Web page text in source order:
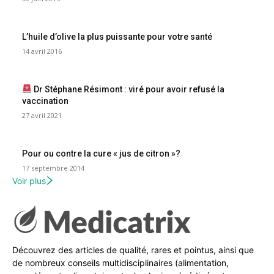
L’huile d’olive la plus puissante pour votre santé
14 avril 2016
Dr Stéphane Résimont : viré pour avoir refusé la
vaccination
27 avril 2021
Pour ou contre la cure « jus de citron »?
17 septembre 2014
Voir plus
Découvrez des articles de qualité, rares et pointus, ainsi que
de nombreux conseils multidisciplinaires (alimentation,